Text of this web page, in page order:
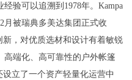
验可以追溯到1978年。Kampa
月被瑞典多美达集团正式收
新，对优质选材和设计有着敏锐
高端化、高可靠性的户外帐篷
立了一个资产轻量化运营中